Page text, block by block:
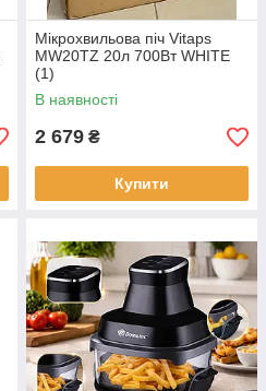
Мікрохвильова піч Vitaps
MW20TZ 20л 700Вт WHITE
(1)
В наявності
2 679 ₴
Купити